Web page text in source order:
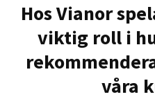
Hos Vianor
viktig roll i
våra